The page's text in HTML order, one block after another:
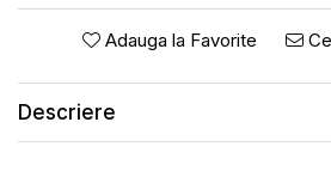
SONERIE
Accesorii Remorca
Roti ajutatoare
Scaune pentru Copii
ROTI SPATE
FRANE V-BRAKE
SET ROTI
SUSPENSII SPATE
Adauga la Favorite
Descriere